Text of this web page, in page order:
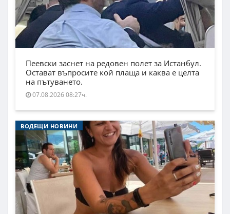
Пеевски заснет на редовен полет за Истанбул.
Остават въпросите кой плаща и каква е целта
на пътуването.
07.08.2026 08:27ч.
ВОДЕЩИ НОВИНИ